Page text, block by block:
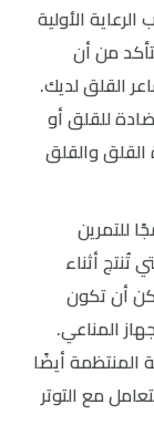
الأولية
من أن
القلق لديك.
للقلق أو
القلق والقلق
للتمرين
تُنتج أثناء
أن تكون
المناعي.
المنتظمة أيضًا
مع التوتر